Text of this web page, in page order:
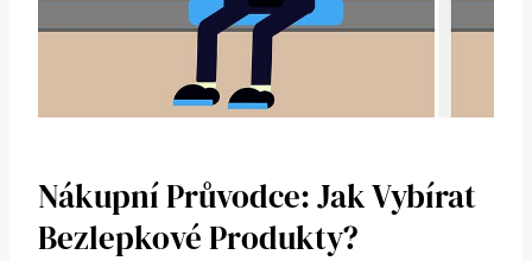
Nákupní Průvodce: Jak Vybírat
Bezlepkové Produkty?